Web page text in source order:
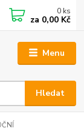
Menu
Hledat
0 ks
za 0,00 Kč